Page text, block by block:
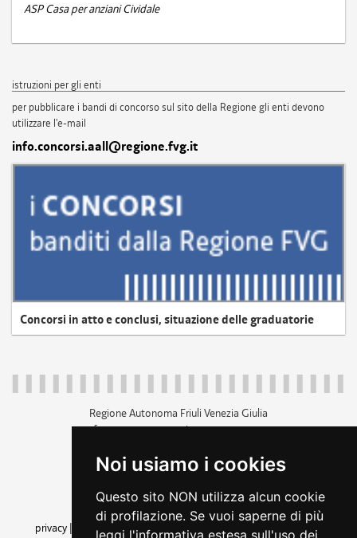
Noi usiamo i cookies
Questo sito NON utilizza alcun cookie
di profilazione. Se vuoi saperne di più
leggi l'informativa estesa sull'uso dei
ASP Casa per anziani Cividale
istruzioni per gli enti
per pubblicare i bandi di concorso sul sito della Regione gli enti devono
utilizzare l'e-mail
info.concorsi.aall@regione.fvg.it
Concorsi in atto e conclusi, situazione delle graduatorie
Regione Autonoma Friuli Venezia Giulia
c.f. 80014930327; p.iva 00526040324
+39 040 3771111
amministrazione trasparente
privacy
cookie |note legali accessibilità
dichiarazione di